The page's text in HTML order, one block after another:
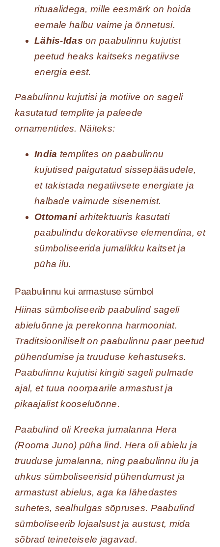
rituaalidega, mille eesmärk on hoida
eemale halbu vaime ja õnnetusi.
Lähis-Idas on paabulinnu kujutist
peetud heaks kaitseks negatiivse
energia eest.
Paabulinnu kujutisi ja motiive on sageli
kasutatud templite ja paleede
ornamentides. Näiteks:
India templites on paabulinnu
kujutised paigutatud sissepääsudele,
et takistada negatiivsete energiate ja
halbade vaimude sisenemist.
Ottomaniarhitektuuris kasutati
paabulindu dekoratiivse elemendina, et
sümboliseerida jumalikku kaitset ja
püha ilu.
Paabulinnu kui armastuse sümbol
Hiinas sümboliseerib paabulind sageli
abieluõnne ja perekonna harmooniat.
Traditsiooniliselt on paabulinnu paar peetud
pühendumise ja truuduse kehastuseks.
Paabulinnu kujutisi kingiti sageli pulmade
ajal, et tuua noorpaarile armastust ja
pikaajalist kooseluõnne.
Paabulind oli Kreeka jumalanna Hera
(Rooma Juno) püha lind. Hera oli abielu ja
truuduse jumalanna, ning paabulinnu ilu ja
uhkus sümboliseerisid pühendumust ja
armastust abielus, aga ka lähedastes
suhetes, sealhulgas sõpruses. Paabulind
sümboliseerib lojaalsust ja austust, mida
sõbrad teineteisele jagavad.